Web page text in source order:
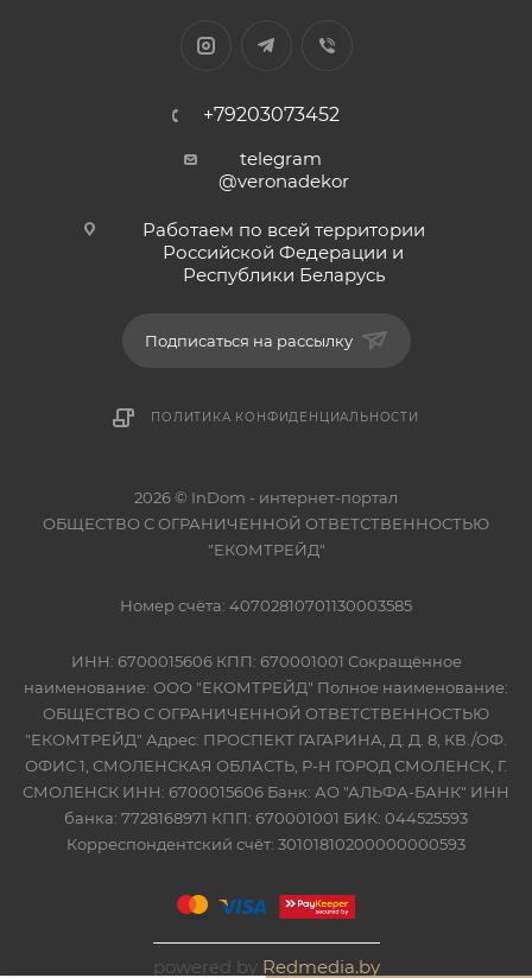
+79203073452
telegram
@veronadekor
Работаем по всей территории
Российской Федерации и
Республики Беларусь
Подписаться на рассылку
ПОЛИТИКА КОНФИДЕНЦИАЛЬНОСТИ
2026 © InDom - интернет-портал
ОБЩЕСТВО С ОГРАНИЧЕННОЙ ОТВЕТСТВЕННОСТЬЮ
"ЕКОМТРЕЙД"
Номер счёта: 40702810701130003585
ИНН: 6700015606 КПП: 670001001 Сокращённое
наименование: ООО "ЕКОМТРЕЙД" Полное наименование:
ОБЩЕСТВО С ОГРАНИЧЕННОЙ ОТВЕТСТВЕННОСТЬЮ
"ЕКОМТРЕЙД" Адрес: ПРОСПЕКТ ГАГАРИНА, Д. Д. 8, КВ./ОФ.
ОФИС 1, СМОЛЕНСКАЯ ОБЛАСТЬ, Р-Н ГОРОД СМОЛЕНСК, Г.
СМОЛЕНСК ИНН: 6700015606 Банк: АО "АЛЬФА-БАНК" ИНН
банка: 7728168971 КПП: 670001001 БИК: 044525593
Корреспондентский счёт: 30101810200000000593
powered by Redmedia.by